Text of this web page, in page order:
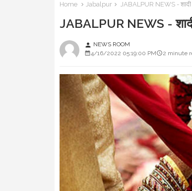
Home Jabalpur JABALPUR NEWS - शादी
JABALPUR NEWS - शादी
person NEWS ROOM
4/16/2022 05:19:00 PM
2 minute